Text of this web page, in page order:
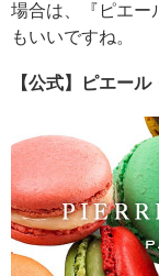
場合は、『ピエー
もいいですね。
【公式】ピエー